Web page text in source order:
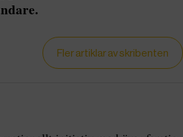
Fler artiklar av skribenten